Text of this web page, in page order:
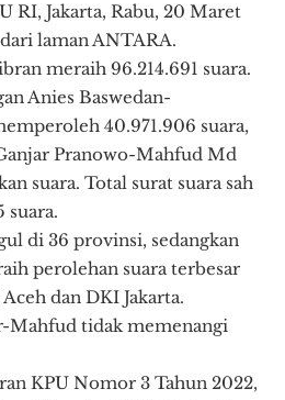
RI, Jakarta, Rabu, 20 Maret
laman ANTARA.
meraih 96.214.691 suara.
Anies Baswedan-
40.971.906 suara,
Pranowo-Mahfud Md
suara. Total surat suara sah
suara.
di 36 provinsi, sedangkan
perolehan suara terbesar
dan DKI Jakarta.
Mahfud tidak memenangi
KPU Nomor 3 Tahun 2022,